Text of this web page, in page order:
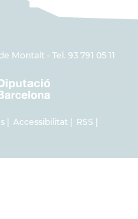
Montalt - Tel. 93 791 05 11
Accessibilitat
RSS